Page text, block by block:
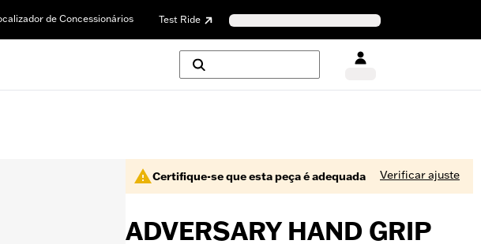
de Concessionários Test Ride
Certifique-se que esta peça é adequada Verificar ajuste
ADVERSARY HAND GRIP